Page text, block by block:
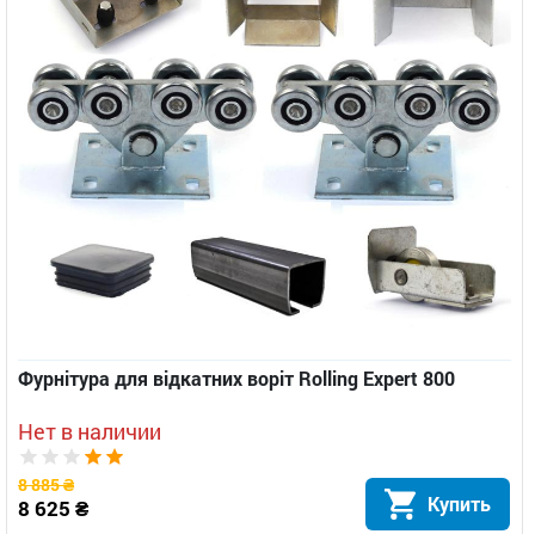
Фурнітура для відкатних воріт Rolling Expert 800
Нет в наличии
8 885 ₴
8 625 ₴ Купить